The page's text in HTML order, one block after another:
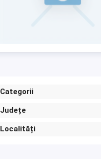
Categorii
Județe
Localități